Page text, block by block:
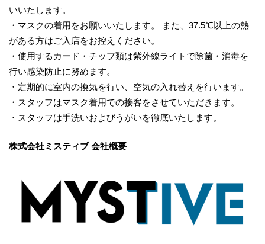
いいたします。
・マスクの着用をお願いいたします。 また、37.5℃以上の熱
がある方はご入店をお控えください。
・使用するカード・チップ類は紫外線ライトで除菌・消毒を
行い感染防止に努めます。
・定期的に室内の換気を行い、空気の入れ替えを行います。
・スタッフはマスク着用での接客をさせていただきます。
・スタッフは手洗いおよびうがいを徹底いたします。
株式会社ミスティブ 会社概要